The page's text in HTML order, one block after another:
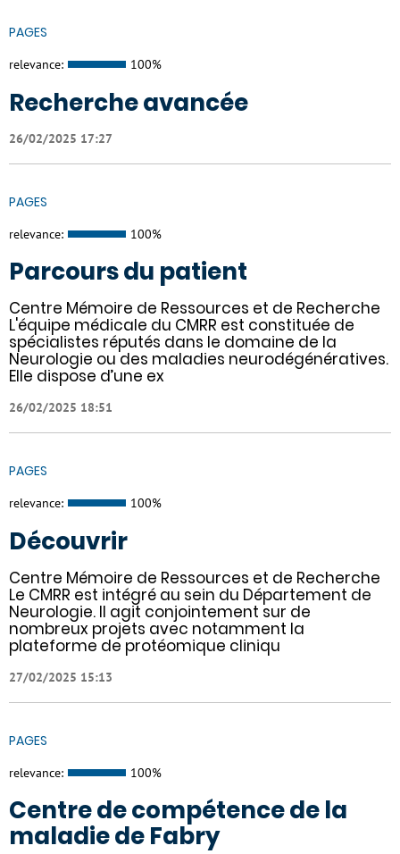
PAGES
relevance: 100%
Recherche avancée
26/02/2025 17:27
PAGES
relevance: 100%
Parcours du patient
Centre Mémoire de Ressources et de Recherche
L'équipe médicale du CMRR est constituée de
spécialistes réputés dans le domaine de la
Neurologie ou des maladies neurodégénératives.
Elle dispose d’une ex
26/02/2025 18:51
PAGES
relevance: 100%
Découvrir
Centre Mémoire de Ressources et de Recherche
Le CMRR est intégré au sein du Département de
Neurologie. Il agit conjointement sur de
nombreux projets avec notamment la
plateforme de protéomique cliniqu
27/02/2025 15:13
PAGES
relevance: 100%
Centre de compétence de la
maladie de Fabry